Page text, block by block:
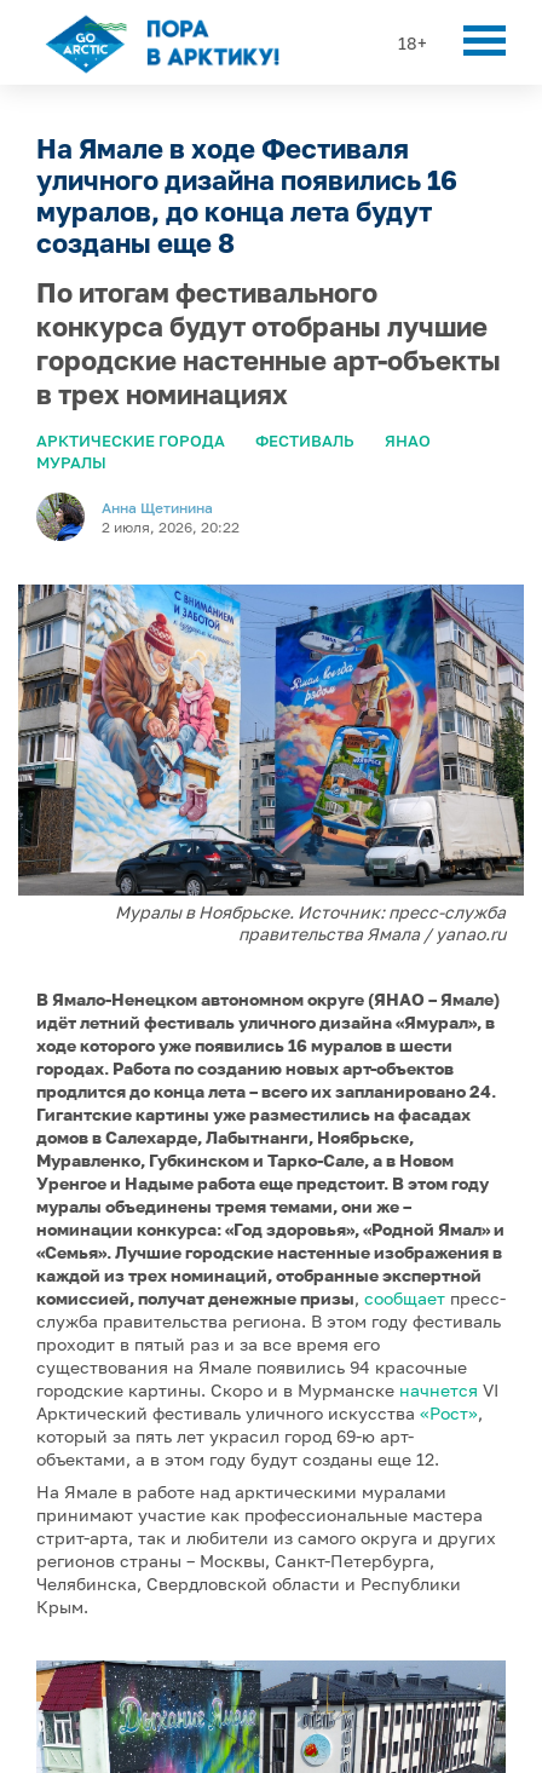
18+
На Ямале в ходе Фестиваля
уличного дизайна появились 16
муралов, до конца лета будут
созданы еще 8
По итогам фестивального
конкурса будут отобраны лучшие
городские настенные арт-объекты
в трех номинациях
АРКТИЧЕСКИЕ ГОРОДА ФЕСТИВАЛЬ
ЯНАО
МУРАЛЫ
Анна Щетинина
2 июля, 2026, 20:22
Муралы в Ноябрьске. Источник: пресс-служба
правительства Ямала / yanao.ru
В Ямало-Ненецком автономном округе (ЯНАО – Ямале)
идёт летний фестиваль уличного дизайна «Ямурал», в
ходе которого уже появились 16 муралов в шести
городах. Работа по созданию новых арт-объектов
продлится до конца лета – всего их запланировано 24.
Гигантские картины уже разместились на фасадах
домов в Салехарде, Лабытнанги, Ноябрьске,
Муравленко, Губкинском и Тарко-Сале, а в Новом
Уренгое и Надыме работа еще предстоит. В этом году
муралы объединены тремя темами, они же –
номинации конкурса: «Год здоровья», «Родной Ямал» и
«Семья». Лучшие городские настенные изображения в
каждой из трех номинаций, отобранные экспертной
комиссией, получат денежные призы, сообщает пресс-
служба правительства региона. В этом году фестиваль
проходит в пятый раз и за все время его
существования на Ямале появились 94 красочные
городские картины. Скоро и в Мурманске начнется VI
Арктический фестиваль уличного искусства «Рост»,
который за пять лет украсил город 69-ю арт-
объектами, а в этом году будут созданы еще 12.
На Ямале в работе над арктическими муралами
принимают участие как профессиональные мастера
стрит-арта, так и любители из самого округа и других
регионов страны – Москвы, Санкт-Петербурга,
Челябинска, Свердловской области и Республики
Крым.